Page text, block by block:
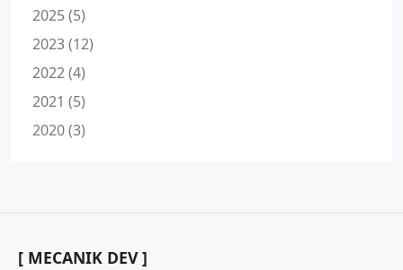
2025 (5)
2023 (12)
2022 (4)
2021 (5)
2020 (3)
[ MECANIK DEV ]